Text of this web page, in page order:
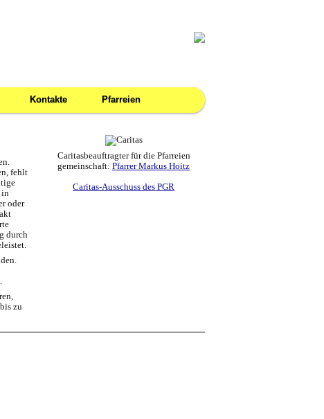
Kontakte Pfarreien
fehlt
in
oder
durch
zu
Caritasbeauftragter für die Pfarreien
gemeinschaft: Pfarrer Markus Hoitz
Caritas-Ausschuss des PGR